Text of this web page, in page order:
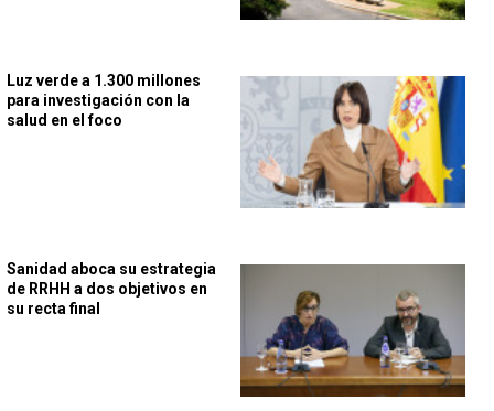
Luz verde a 1.300 millones
para investigación con la
salud en el foco
Sanidad aboca su estrategia
de RRHH a dos objetivos en
su recta final